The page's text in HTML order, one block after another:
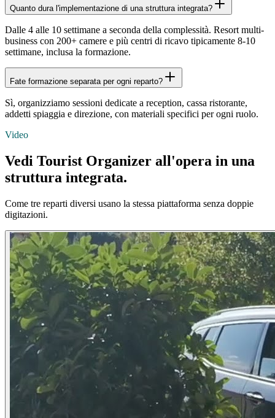
Quanto dura l'implementazione di una struttura integrata?
Dalle 4 alle 10 settimane a seconda della complessità. Resort multi-
business con 200+ camere e più centri di ricavo tipicamente 8-10
settimane, inclusa la formazione.
Fate formazione separata per ogni reparto?
Sì, organizziamo sessioni dedicate a reception, cassa ristorante,
addetti spiaggia e direzione, con materiali specifici per ogni ruolo.
Video
Vedi Tourist Organizer all'opera in una
struttura integrata.
Come tre reparti diversi usano la stessa piattaforma senza doppie
digitazioni.